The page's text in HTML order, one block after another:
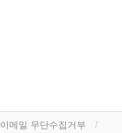
이메일 무단수집거부